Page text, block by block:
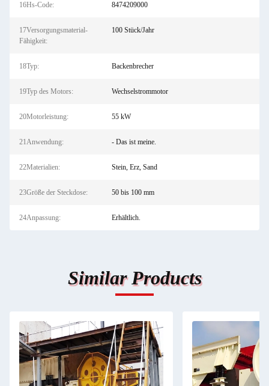
16Hs-Code: 8474209000
17Versorgungsmaterial-
Fähigkeit:
100 Stück/Jahr
18Typ: Backenbrecher
19Typ des Motors: Wechselstrommotor
20Motorleistung: 55 kW
21Anwendung: - Das ist meine.
22Materialien: Stein, Erz, Sand
23Größe der Steckdose: 50 bis 100 mm
24Anpassung: Erhältlich.
Similar Products